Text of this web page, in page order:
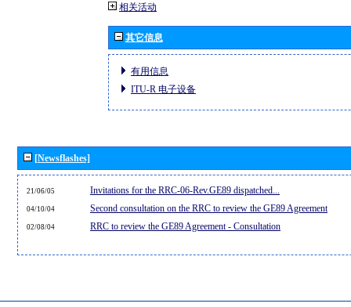
相关活动
其它信息
有用信息
ITU-R 电子设备
[Newsflashes]
21/06/05 Invitations for the RRC-06-Rev.GE89 dispatched...
04/10/04 Second consultation on the RRC to review the GE89 Agreement
02/08/04 RRC to review the GE89 Agreement - Consultation